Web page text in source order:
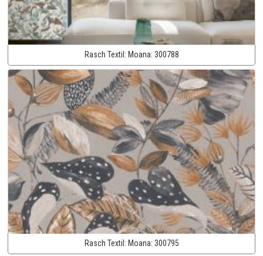
Rasch Textil: Moana: 300788
Rasch Textil: Moana: 300795